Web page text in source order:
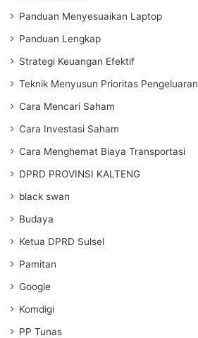
Panduan Menyesuaikan Laptop
Panduan Lengkap
Strategi Keuangan Efektif
Teknik Menyusun Prioritas Pengeluaran
Cara Mencari Saham
Cara Investasi Saham
Cara Menghemat Biaya Transportasi
DPRD PROVINSI KALTENG
black swan
Budaya
Ketua DPRD Sulsel
Pamitan
Google
Komdigi
PP Tunas